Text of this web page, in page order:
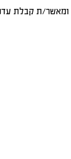
ומאשר/ת קבלת